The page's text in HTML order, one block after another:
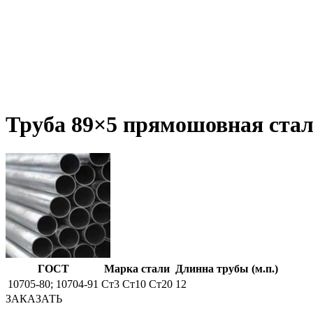
Труба 89×5 прямошовная
ГОСТ Марка стали Длинна трубы (м.п.)
10705-80; 10704-91 Ст3 Ст10 Ст20 12
ЗАКАЗАТЬ